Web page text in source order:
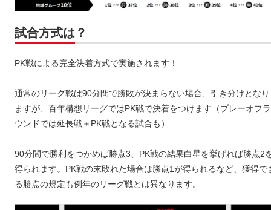
試合方式は？
PK戦による完全決着方式で実施されます！
通常のリーグ戦は90分間で勝敗が決まらない場合、引き分けとなり
ますが、百年構想リーグではPK戦で決着をつけます（プレーオフラ
ウンドでは延長戦＋PK戦となる試合も）
90分間で勝利をつかめば勝点3、PK戦の結果白星を挙げれば勝点2
得られます。PK戦の末敗れた場合は勝点1が得られるなど、獲得で
る勝点の規定も例年のリーグ戦とは異なります。